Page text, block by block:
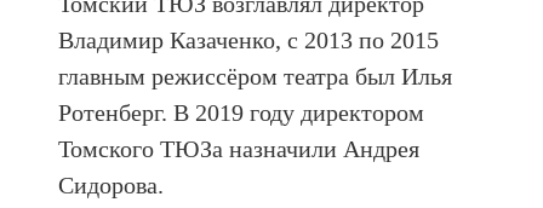
Владимир Казаченко, с 2013 по 2015
главным режиссёром театра был Илья
Ротенберг. В 2019 году директором
Томского ТЮЗа назначили Андрея
Сидорова.